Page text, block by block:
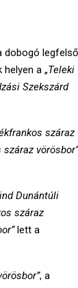
dobogó legfelső
a „Teleki
Szekszárd
száraz
Dunántúli
száraz
lett a
, a